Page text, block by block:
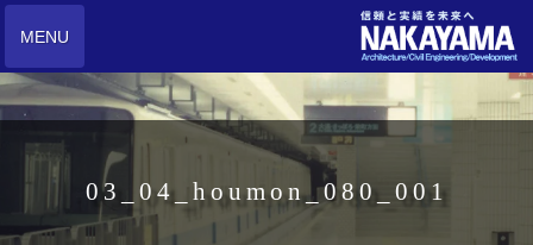
MENU
03_04_houmon_080_001